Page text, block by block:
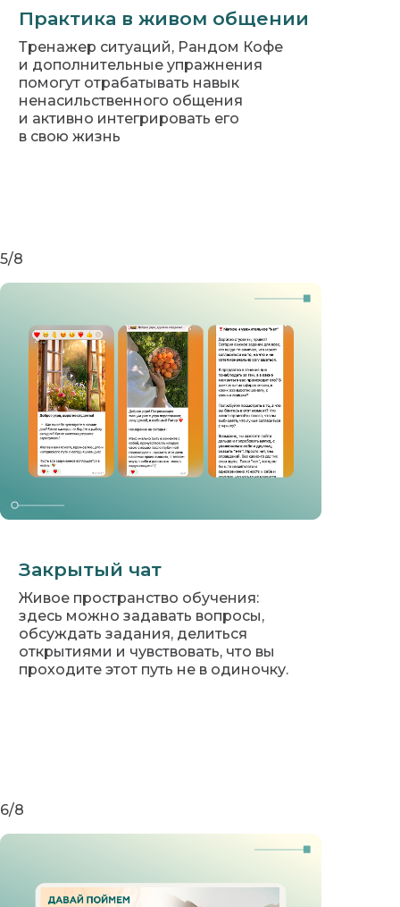
Практика в живом общении
Тренажер ситуаций, Рандом Кофе
и дополнительные упражнения
помогут отрабатывать навык
ненасильственного общения
и активно интегрировать его
в свою жизнь
Закрытый чат
Живое пространство обучения:
здесь можно задавать вопросы,
обсуждать задания, делиться
открытиями и чувствовать, что вы
проходите этот путь не в одиночку.
5/8
6/8